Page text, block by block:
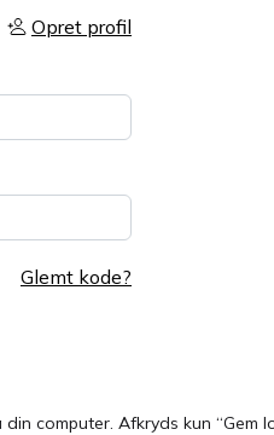
Opret profil
Glemt kode?
computer. Afkryds kun “Gem